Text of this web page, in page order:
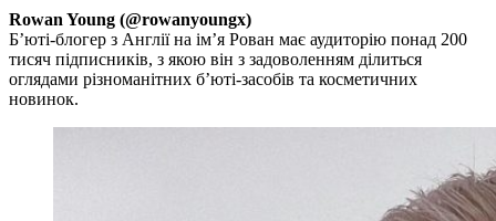
Rowan Young (@rowanyoungx)
Б’юті-блогер з Англії на ім’я Рован має аудиторію понад 200
тисяч підписників, з якою він з задоволенням ділиться
оглядами різноманітних б’юті-засобів та косметичних
новинок.